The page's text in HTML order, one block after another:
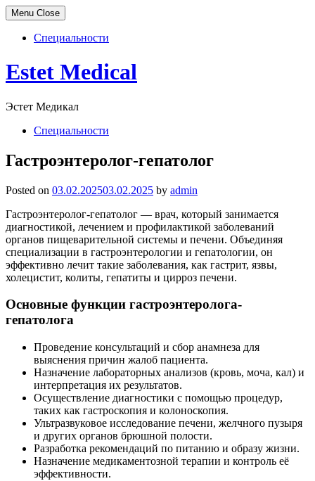
Menu Close
Специальности
Skip
to
Estet Medical
Эстет Медикал
Специальности
Гастроэнтеролог-гепатолог
Posted on 03.02.202503.02.2025 by admin
Гастроэнтеролог-гепатолог — врач, который занимается
диагностикой, лечением и профилактикой заболеваний
органов пищеварительной системы и печени. Объединяя
специализации в гастроэнтерологии и гепатологии, он
эффективно лечит такие заболевания, как гастрит, язвы,
холецистит, колиты, гепатиты и цирроз печени.
Основные функции гастроэнтеролога-
гепатолога
Проведение консультаций и сбор анамнеза для
выяснения причин жалоб пациента.
Назначение лабораторных анализов (кровь, моча, кал) и
интерпретация их результатов.
Осуществление диагностики с помощью процедур,
таких как гастроскопия и колоноскопия.
Ультразвуковое исследование печени, желчного пузыря
и других органов брюшной полости.
Разработка рекомендаций по питанию и образу жизни.
Назначение медикаментозной терапии и контроль её
эффективности.